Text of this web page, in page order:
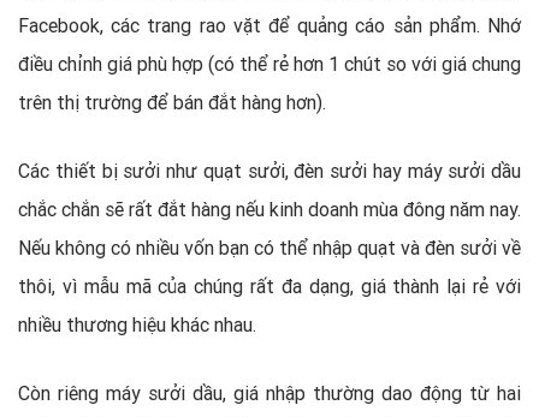
Facebook, các trang rao vặt để quảng cáo sản phẩm. Nhớ
điều chỉnh giá phù hợp (có thể rẻ hơn 1 chút so với giá chung
trên thị trường để bán đắt hàng hơn).
Các thiết bị sưởi như quạt sưởi, đèn sưởi hay máy sưởi dầu
chắc chắn sẽ rất đắt hàng nếu kinh doanh mùa đông năm nay.
Nếu không có nhiều vốn bạn có thể nhập quạt và đèn sưởi về
thôi, vì mẫu mã của chúng rất đa dạng, giá thành lại rẻ với
nhiều thương hiệu khác nhau.
Còn riêng máy sưởi dầu, giá nhập thường dao động từ hai